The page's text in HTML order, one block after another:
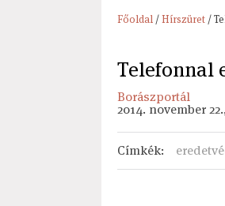
Főoldal/Hírszüret/
Telefonnal
Borászportál
2014. november
Címkék: